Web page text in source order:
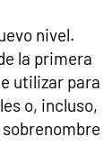
nivel.
la primera
utilizar para
o, incluso,